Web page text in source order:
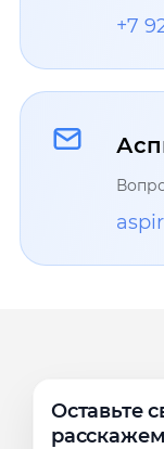
+7
Оставьте